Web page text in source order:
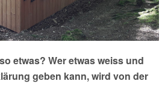
etwas? Wer etwas weiss und
geben kann, wird von der